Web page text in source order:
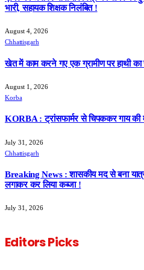
भारी, सहायक शिक्षक निलंबित !
August 4, 2026
Chhattisgarh
खेत में काम करने गए एक ग्रामीण पर हाथी का
August 1, 2026
Korba
KORBA : ट्रांसफार्मर से चिपककर गाय की
July 31, 2026
Chhattisgarh
Breaking News : शासकीय मद से बना
लगाकर कर लिया कब्जा !
July 31, 2026
Editors Picks